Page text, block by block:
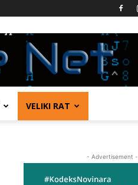
VELIKI RAT
- Advertisement -